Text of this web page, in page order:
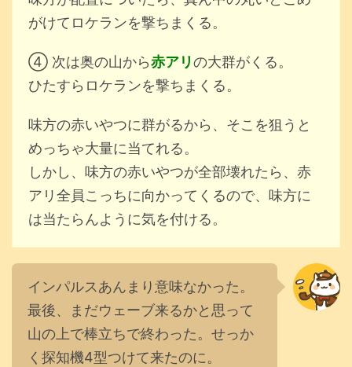
がけてロケランを撃ちまくる。
④ 次は奥の山から赤アリの大群がくる。
ひたすらロケランを撃ちまくる。
味方の赤いやつに群がるから、そこを狙うと
めっちゃ大量に当てれる。
しかし、味方の赤いやつが全部壊れたら、赤
アリ全員こっちに向かってくるので、味方に
は当たらんように気を付ける。
インパルスあんまり意味なかった。
最後、まだウェーブ来るかと思って
山の上で棒立ちで終わった。せっか
く探知機4型つけて来たのに。